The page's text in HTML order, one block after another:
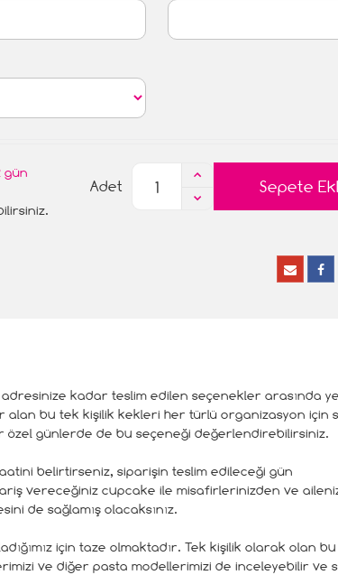
gün
Sepete
Adet
kadar teslim edilen seçenekler arasında
bu tek kişilik kekleri her türlü organizasyon için
günlerde de bu seçeneği değerlendirebilirsiniz.
belirtirseniz, siparişin teslim edileceği gün
vereceğiniz cupcake ile misafirlerinizden ve
de sağlamış olacaksınız.
için taze olmaktadır. Tek kişilik olarak olan bu
ve diğer pasta modellerimizi de inceleyebilir ve